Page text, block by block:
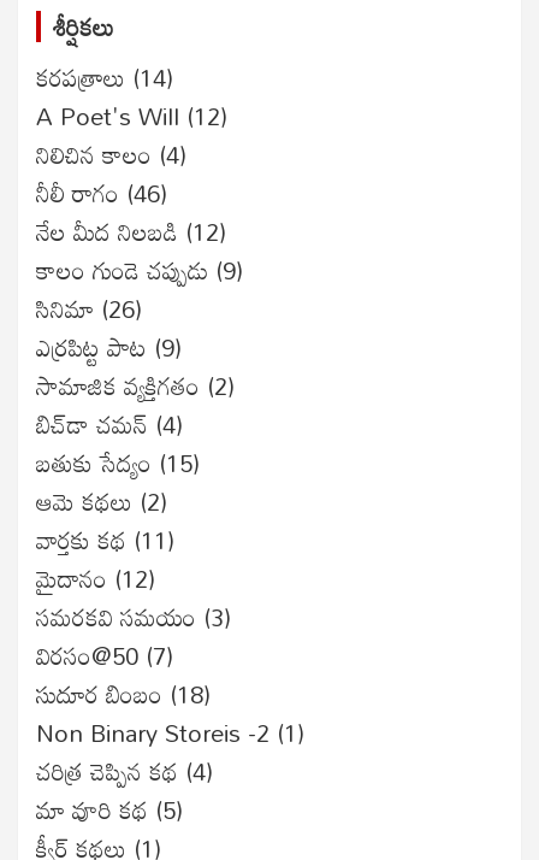
శీర్షికలు
కరపత్రాలు (14)
A Poet's Will (12)
నిలిచిన కాలం (4)
నీలీ రాగం (46)
నేల మీద నిలబడి (12)
కాలం గుండె చప్పుడు (9)
సినిమా (26)
ఎర్రపిట్ట పాట (9)
సామాజిక వ్యక్తిగతం (2)
బిచ్‌డా చమన్ (4)
బతుకు సేద్యం (15)
ఆమె కథలు (2)
వార్తకు కథ (11)
మైదానం (12)
సమరకవి సమయం (3)
విరసం@50 (7)
సుదూర బింబం (18)
Non Binary Storeis -2 (1)
చరిత్ర చెప్పిన కథ (4)
మా వూరి కథ (5)
క్వీర్ కథలు (1)